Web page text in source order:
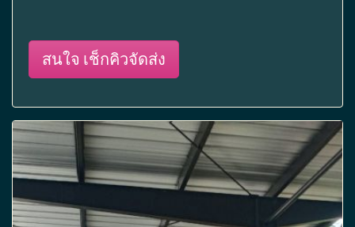
สนใจ เช็กคิวจัดส่ง